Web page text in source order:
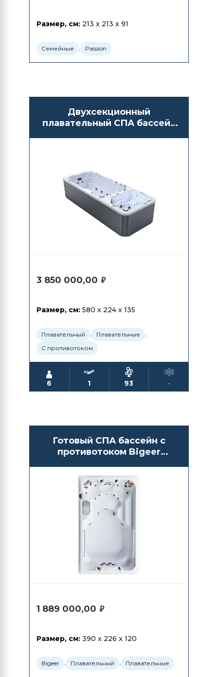
Размер, см: 213 x 213 x 91
Семейные , Passion
Двухсекционный
плавательный СПА бассейн
3 850 000,00 ₽
Размер, см: 580 x 224 x 135
Плавательный , Плавательные ,
С противотоком
6 1 93 -
Готовый СПА бассейн с
противотоком Bigeer
1 889 000,00 ₽
Размер, см: 390 x 226 x 120
Bigeer , Плавательный , Плавательные